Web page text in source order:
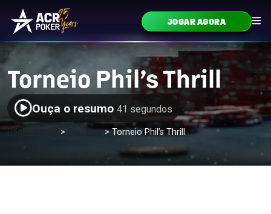
Ir para o conteúdo
Navegação principalJOGAR AGORA
Torneio Phil’s Thrill
Ouça o resumo 41 segundos
Página inicial > Torneios>Torneio Phil’s Thrill